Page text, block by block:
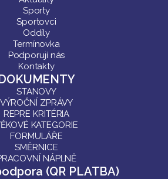
Sporty
Sportovci
Oddíly
Termínovka
Podporují nás
Kontakty
STANOVY
VÝROČNÍ ZPRÁVY
REPRE KRITÉRIA
KATEGORIE
FORMULÁŘE
SMĚRNICE
NÁPLNĚ
(QR PLATBA)